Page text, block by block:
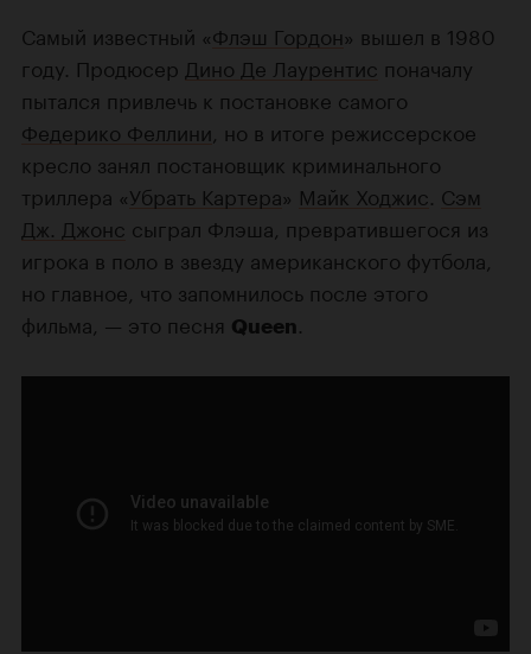
Самый известный «Флэш Гордон» вышел в 1980
году. Продюсер Дино Де Лаурентис поначалу
пытался привлечь к постановке самого
Федерико Феллини , но в итоге режиссерское
кресло занял постановщик криминального
триллера «Убрать Картера» Майк Ходжис Сэм
Дж. Джонс сыграл Флэша, превратившегося из
игрока в поло в звезду американского футбола,
но главное, что запомнилось после этого
фильма, — это песня Queen